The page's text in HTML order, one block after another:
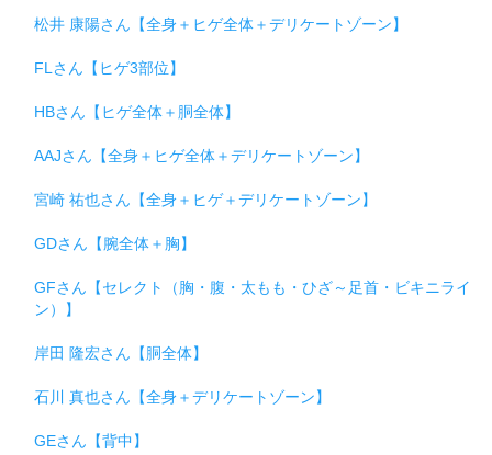
松井 康陽さん【全身＋ヒゲ全体＋デリケートゾーン】
FLさん【ヒゲ3部位】
HBさん【ヒゲ全体＋胴全体】
AAJさん【全身＋ヒゲ全体＋デリケートゾーン】
宮崎 祐也さん【全身＋ヒゲ＋デリケートゾーン】
GDさん【腕全体＋胸】
GFさん【セレクト（胸・腹・太もも・ひざ～足首・ビキニライ
ン）】
岸田 隆宏さん【胴全体】
石川 真也さん【全身＋デリケートゾーン】
GEさん【背中】